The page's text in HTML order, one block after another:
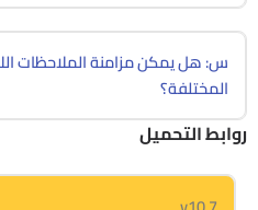
س: هل يمكن مزامنة الملاحظات
المختلفة؟
روابط التحميل